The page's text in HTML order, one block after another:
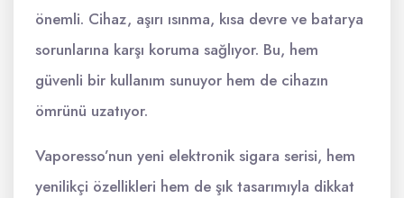
önemli. Cihaz, aşırı ısınma, kısa devre ve batarya
sorunlarına karşı koruma sağlıyor. Bu, hem
güvenli bir kullanım sunuyor hem de cihazın
ömrünü uzatıyor.
Vaporesso’nun yeni elektronik sigara serisi, hem
yenilikçi özellikleri hem de şık tasarımıyla dikkat